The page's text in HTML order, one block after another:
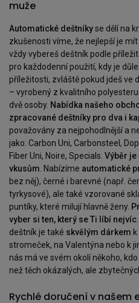
muže
Automatické deštníkyse dělí na
zkušenosti víme, že nejlepší je
vždy vybereš deštník podle
pro každodenní použití, kdy je
příležitosti, zvláště pokud jdeš ve
– vyrobený z kvalitního
dvě osoby. Nabídka našeho
zpracované deštníky pro dva i
považovány za nejpohodlnější a
jako: Carbon Uni, Carbonsteel,
Fiber Uni, Noire, Specials. Výběr
vkusům. Nabízíme automatické
bez něj), černé i barevné (např.
tyrkysové), ale také vzorované
puntíky, které milují hlavně ženy.
vyber si ten, který se Ti líbí nejvíc
deštník je také skvělým dárkem
stromeček, na Valentýna nebo k
nás má ve svém okolí někoho,
než těch okázalých, ale
Rychlé doručení v našem